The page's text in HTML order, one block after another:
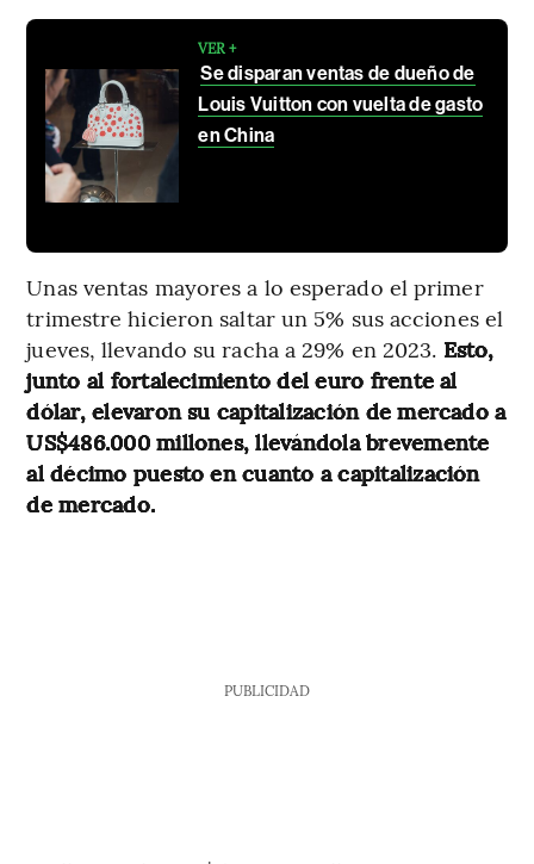
VER +
Se disparan ventas de dueño de
Louis Vuitton con vuelta de gasto
en China
Unas ventas mayores a lo esperado el primer
trimestre hicieron saltar un 5% sus acciones el
jueves, llevando su racha a 29% en 2023. Esto,
junto al fortalecimiento del euro frente al
dólar, elevaron su capitalización de mercado a
US$486.000 millones, llevándola brevemente
al décimo puesto en cuanto a capitalización
de mercado.
PUBLICIDAD